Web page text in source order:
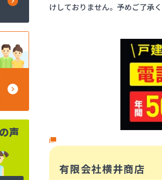
けしておりません。予めご了承
有限会社横井商店